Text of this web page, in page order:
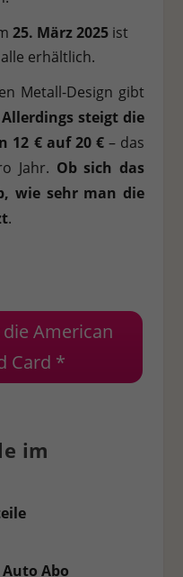
25. März 2025ist
erhältlich.
Metall-Design gibt
steigt die
12 € auf 20 € – das
Jahr. Ob sich das
wie sehr man die
.
American
Card *
im
Auto Abo
externen Medien akzeptiert
keiner manuellen
anzeigen
Datenschutzerklärung Impressum